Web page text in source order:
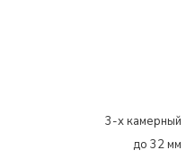
3-х камерный
до 32 мм